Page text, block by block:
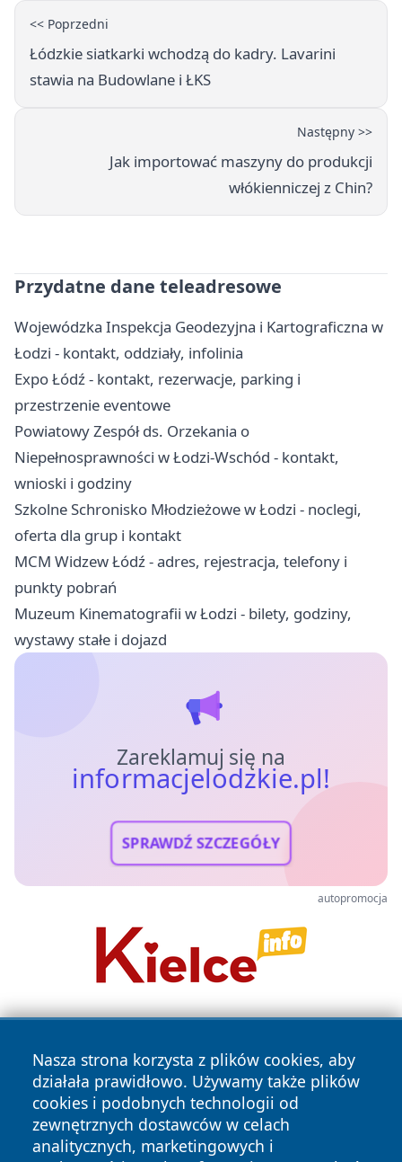
<< Poprzedni
Łódzkie siatkarki wchodzą do kadry. Lavarini
stawia na Budowlane i ŁKS
Następny >>
Jak importować maszyny do produkcji
włókienniczej z Chin?
Przydatne dane teleadresowe
Wojewódzka Inspekcja Geodezyjna i Kartograficzna w
Łodzi - kontakt, oddziały, infolinia
Expo Łódź - kontakt, rezerwacje, parking i
przestrzenie eventowe
Powiatowy Zespół ds. Orzekania o
Niepełnosprawności w Łodzi-Wschód - kontakt,
wnioski i godziny
Szkolne Schronisko Młodzieżowe w Łodzi - noclegi,
oferta dla grup i kontakt
MCM Widzew Łódź - adres, rejestracja, telefony i
punkty pobrań
Muzeum Kinematografii w Łodzi - bilety, godziny,
wystawy stałe i dojazd
Zareklamuj się na
informacjelodzkie.pl!
SPRAWDŹ SZCZEGÓŁY
autopromocja
Nasza strona korzysta z plików cookies, aby
działała prawidłowo. Używamy także plików
cookies i podobnych technologii od
zewnętrznych dostawców w celach
analitycznych, marketingowych i
Copyright © 2026 informacjelodzkie.pl Wszystkie prawa
zastrzeżone.